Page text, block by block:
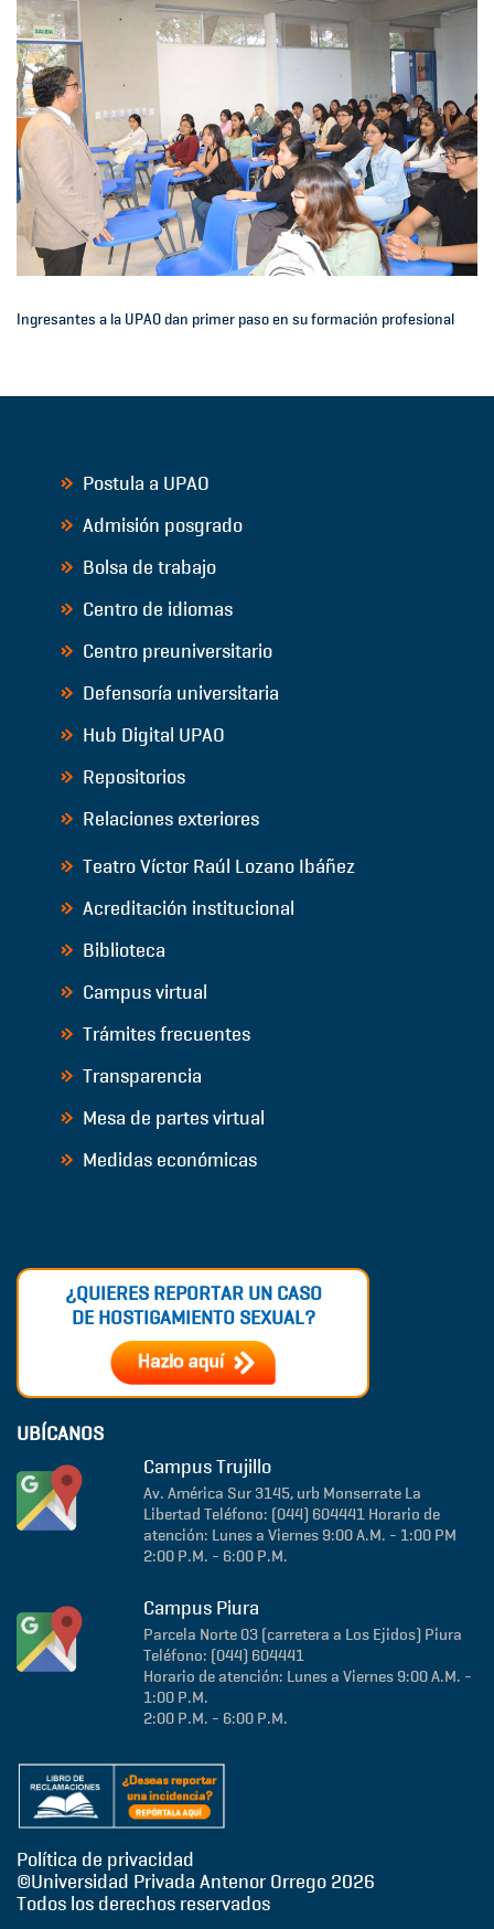
Ingresantes a la UPAO dan primer paso en su formación profesional
Postula a UPAO
Admisión posgrado
Bolsa de trabajo
Centro de idiomas
Centro preuniversitario
Defensoría universitaria
Hub Digital UPAO
Repositorios
Relaciones exteriores
Teatro Víctor Raúl Lozano Ibáñez
Acreditación institucional
Biblioteca
Campus virtual
Trámites frecuentes
Transparencia
Mesa de partes virtual
Medidas económicas
¿QUIERES REPORTAR UN CASO
DE HOSTIGAMIENTO SEXUAL?
UBÍCANOS
Campus Trujillo
Av. América Sur 3145, urb Monserrate La
Libertad Teléfono: (044) 604441 Horario de
atención: Lunes a Viernes 9:00 A.M. - 1:00 PM
2:00 P.M. - 6:00 P.M.
Campus Piura
Parcela Norte 03 (carretera a Los Ejidos) Piura
Teléfono: (044) 604441
Horario de atención: Lunes a Viernes 9:00 A.M. -
1:00 P.M.
2:00 P.M. - 6:00 P.M.
Política de privacidad
©Universidad Privada Antenor Orrego 2026
Todos los derechos reservados